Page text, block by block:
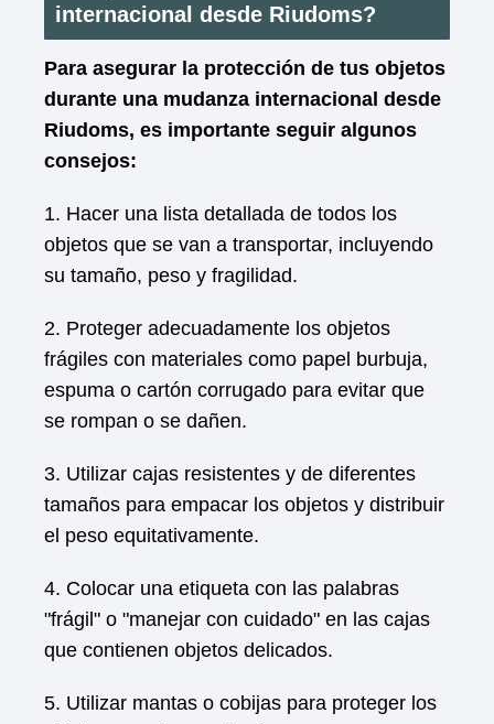
internacional desde Riudoms?
Para asegurar la protección de tus objetos
durante una mudanza internacional desde
Riudoms, es importante seguir algunos
consejos:
1. Hacer una lista detallada de todos los
objetos que se van a transportar, incluyendo
su tamaño, peso y fragilidad.
2. Proteger adecuadamente los objetos
frágiles con materiales como papel burbuja,
espuma o cartón corrugado para evitar que
se rompan o se dañen.
3. Utilizar cajas resistentes y de diferentes
tamaños para empacar los objetos y distribuir
el peso equitativamente.
4. Colocar una etiqueta con las palabras
"frágil" o "manejar con cuidado" en las cajas
que contienen objetos delicados.
5. Utilizar mantas o cobijas para proteger los